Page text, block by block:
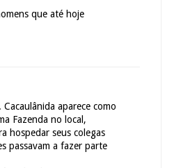
que até hoje
aparece como
Fazenda no local,
hospedar seus colegas
passavam a fazer parte